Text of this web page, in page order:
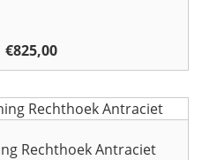
Oorspronkelijke
prijs
was:
€925,00.
€825,00
prijs
is:
€825,00.
Rechthoek Antraciet